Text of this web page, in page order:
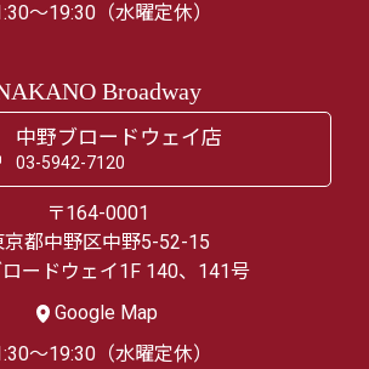
～19:30（水曜定休）
Broadway
中野ブロードウェイ店
03-5942-7120
〒164-0001
京都中野区中野5-52-15
ードウェイ1F 140、141号
Google Map
～19:30（水曜定休）